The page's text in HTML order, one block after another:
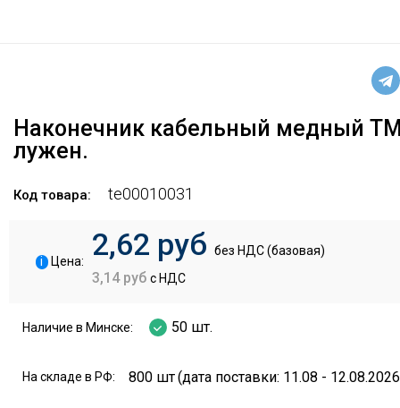
Наконечник кабельный медный
лужен.
Код товара: te00010031
i Цена: 2,62 руб без НДС (базовая)
3,14 руб с НДС
Наличие в Минске: 50 шт.
На складе в РФ: 800 шт(дата поставки: 11.08 -